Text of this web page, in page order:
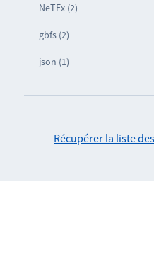
NeTEx (2)
gbfs (2)
json (1)
Récupérer la liste